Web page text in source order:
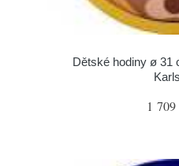
Dětské hodiny ø 31
1